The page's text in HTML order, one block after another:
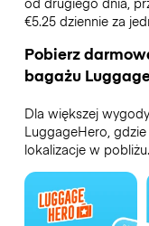
€5.25 dziennie za
Pobierz
bagażu
Dla większej
LuggageHero,
lokalizacje w pobliżu.